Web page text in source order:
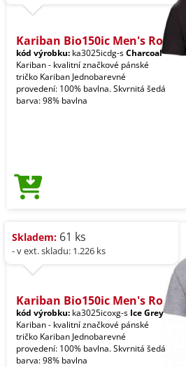
Kariban Bio150ic Men's Ro
kód výrobku: ka3025icdg-sCharcoal
Kariban - kvalitní značkové pánské
tričko Kariban Jednobarevné
provedení: 100% bavlna. Skvrnitá šedá
barva: 98% bavlna
Skladem: 61 ks
- v ext. skladu: 1.226 ks
Kariban Bio150ic Men's Ro
kód výrobku: ka3025icoxg-s Ice Grey
Kariban - kvalitní značkové pánské
tričko Kariban Jednobarevné
provedení: 100% bavlna. Skvrnitá šedá
barva: 98% bavlna